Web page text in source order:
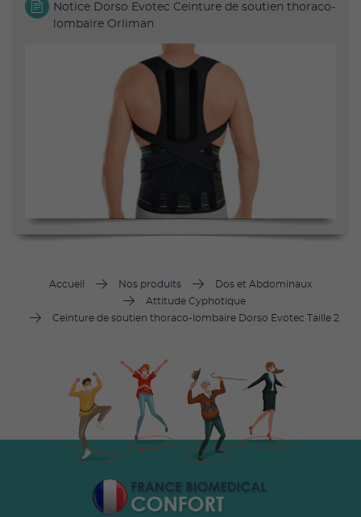
Notice Dorso Evotec Ceinture de soutien thoraco-
lombaire Orliman
Accueil Nos produits
Dos et Abdominaux
Attitude Cyphotique
Ceinture de soutien thoraco-lombaire Dorso Evotec Taille 2